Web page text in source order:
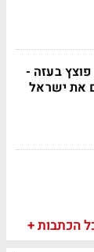
בעזה -
את ישראל
הכתבות +